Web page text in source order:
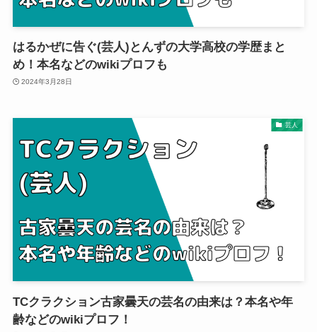
はるかぜに告ぐ(芸人)とんずの大学高校の学歴まと
め！本名などのwikiプロフも
2024年3月28日
芸人
TCクラクション古家曇天の芸名の由来は？本名や年
齢などのwikiプロフ！